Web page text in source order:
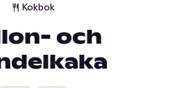
Kokbok
och